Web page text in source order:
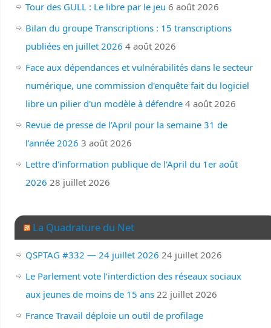
Tour des GULL : Le libre par le jeu 6 août 2026
Bilan du groupe Transcriptions : 15 transcriptions
publiées en juillet 2026 4 août 2026
Face aux dépendances et vulnérabilités dans le secteur
numérique, une commission d'enquête fait du logiciel
libre un pilier d'un modèle à défendre 4 août 2026
Revue de presse de l’April pour la semaine 31 de
l’année 2026 3 août 2026
Lettre d'information publique de l'April du 1er août
2026 28 juillet 2026
La Quadrature du Net
QSPTAG #332 — 24 juillet 2026 24 juillet 2026
Le Parlement vote l’interdiction des réseaux sociaux
aux jeunes de moins de 15 ans 22 juillet 2026
France Travail déploie un outil de profilage